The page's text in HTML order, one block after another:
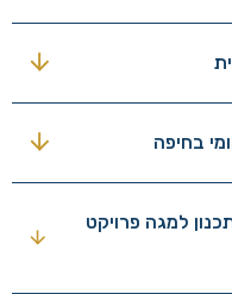
בחיפה
למגה פרויקט